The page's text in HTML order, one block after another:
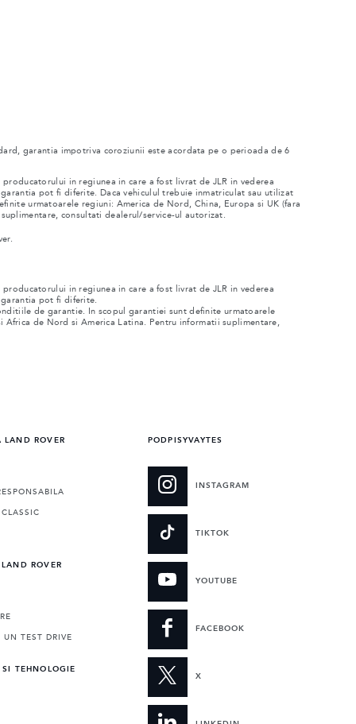
garantia impotriva coroziunii este acordata pe o perioada de 6
in regiunea in care a fost livrat de JLR in vederea
pot fi diferite. Daca vehiculul trebuie inmatriculat sau utilizat
urmatoarele regiuni: America de Nord, China, Europa si UK (fara
consultati dealerul/service-ul autorizat.
in regiunea in care a fost livrat de JLR in vederea
pot fi diferite.
de garantie. In scopul garantiei sunt definite urmatoarele
Africa de Nord si America Latina. Pentru informatii suplimentare,
LAND ROVER
ROVER
UN TEST DRIVE
TEHNOLOGIE
PODPISYVAYTES
INSTAGRAM
TIKTOK
YOUTUBE
FACEBOOK
X